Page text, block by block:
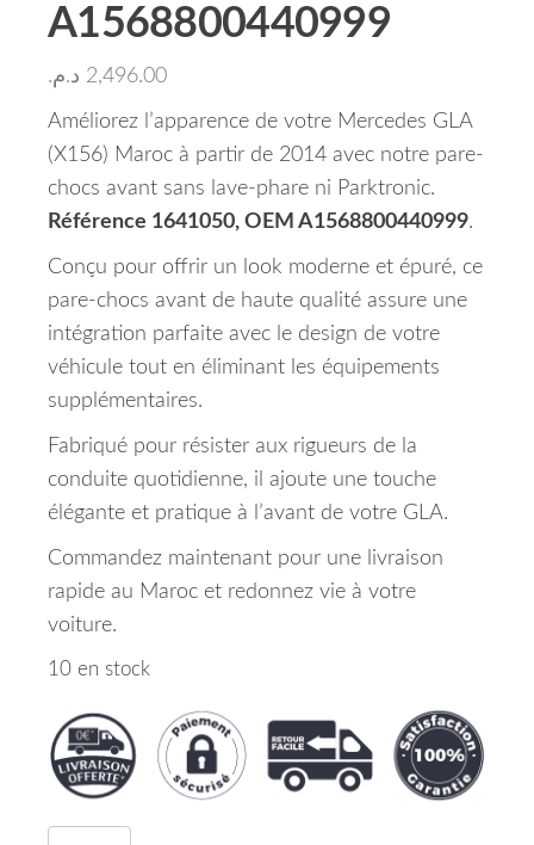
A1568800440999
2,496.00 د.م.
Améliorez l’apparence de votre Mercedes GLA
(X156) Maroc à partir de 2014 avec notre pare-
chocs avant sans lave-phare ni Parktronic.
Référence 1641050, OEM A1568800440999.
Conçu pour offrir un look moderne et épuré, ce
pare-chocs avant de haute qualité assure une
intégration parfaite avec le design de votre
véhicule tout en éliminant les équipements
supplémentaires.
Fabriqué pour résister aux rigueurs de la
conduite quotidienne, il ajoute une touche
élégante et pratique à l’avant de votre GLA.
Commandez maintenant pour une livraison
rapide au Maroc et redonnez vie à votre
voiture.
10 en stock